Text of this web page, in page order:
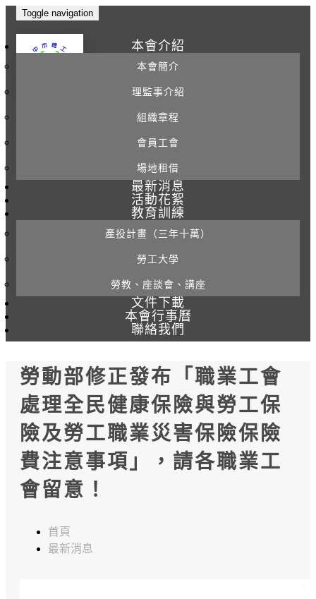
Toggle navigation
本會介紹
本會簡介
理監事介紹
組織章程
會員工會
場地租借
最新消息
活動花絮
教育訓練
產投計畫（三年十萬）
勞工大學
勞教、座談會、講座
文件下載
本會行事曆
聯絡我們
勞動部修正發布「職業工會
處理全民健康保險與勞工保
險及勞工職業災害保險保險
費注意事項」，請各職業工
會留意！
首頁
最新消息